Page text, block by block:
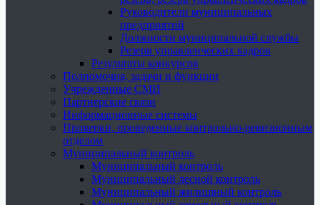
Руководители муниципальных
предприятий
Должности муниципальной службы
Резерв управленческих кадров
Результаты конкурсов
Полномочия, задачи и функции
Учрежденные СМИ
Партнерские связи
Информационные системы
Проверки, проведенные контрольно-ревизионным
отделом
Муниципальный контроль
Муниципальный контроль
Муниципальный лесной контроль
Муниципальный жилищный контроль